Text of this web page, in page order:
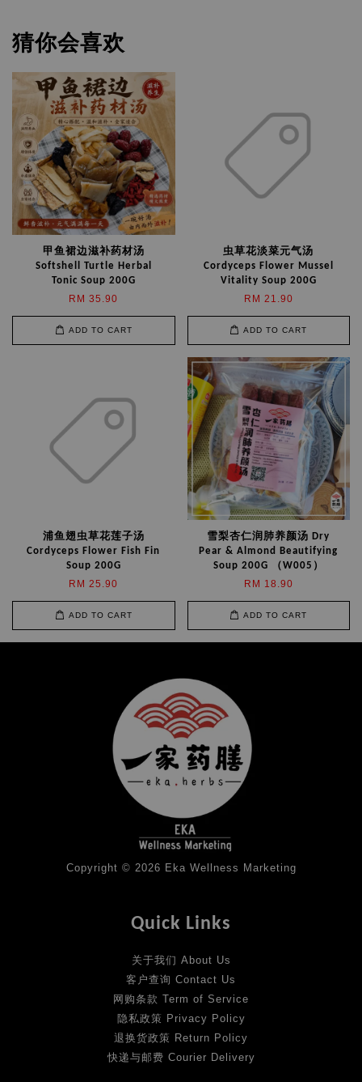
猜你会喜欢
甲鱼裙边滋补药材汤
Softshell Turtle Herbal
Tonic Soup 200G
RM 35.90
ADD TO CART
虫草花淡菜元气汤
Cordyceps Flower Mussel
Vitality Soup 200G
RM 21.90
ADD TO CART
浦鱼翅虫草花莲子汤
Cordyceps Flower Fish Fin
Soup 200G
RM 25.90
ADD TO CART
雪梨杏仁润肺养颜汤 Dry
Pear & Almond Beautifying
Soup 200G （W005）
RM 18.90
ADD TO CART
Copyright © 2026 Eka Wellness Marketing
Quick Links
关于我们 About Us
客户查询 Contact Us
网购条款 Term of Service
隐私政策 Privacy Policy
退换货政策 Return Policy
快递与邮费 Courier Delivery